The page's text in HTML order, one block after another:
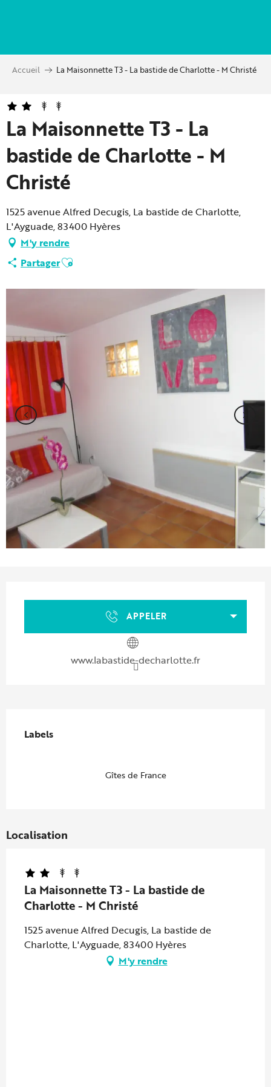
principal
Accueil La Maisonnette T3 - La bastide de Charlotte - M Christé
La Maisonnette T3 - La
bastide de Charlotte - M
Christé
1525 avenue Alfred Decugis, La bastide de Charlotte,
L'Ayguade, 83400 Hyères
M'y rendre
PartagerAjouter aux favoris
APPELER
www.labastide-decharlotte.fr
Labels
Labels
Gîtes de France
Localisation
La Maisonnette T3 - La bastide de
Charlotte - M Christé
1525 avenue Alfred Decugis, La bastide de
Charlotte, L'Ayguade, 83400 Hyères
M'y rendre